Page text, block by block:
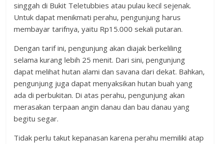
singgah di Bukit Teletubbies atau pulau kecil sejenak.
Untuk dapat menikmati perahu, pengunjung harus
membayar tarifnya, yaitu Rp15.000 sekali putaran.
Dengan tarif ini, pengunjung akan diajak berkeliling
selama kurang lebih 25 menit. Dari sini, pengunjung
dapat melihat hutan alami dan savana dari dekat. Bahkan,
pengunjung juga dapat menyaksikan hutan buah yang
ada di perbukitan. Di atas perahu, pengunjung akan
merasakan terpaan angin danau dan bau danau yang
begitu segar.
Tidak perlu takut kepanasan karena perahu memiliki atap